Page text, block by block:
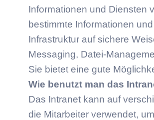
Informationen und Diensten
bestimmte Informationen
Infrastruktur auf sichere
Messaging, Datei-
Sie bietet eine gute
Wie benutzt man das
Das Intranet kann auf
die Mitarbeiter verwendet,